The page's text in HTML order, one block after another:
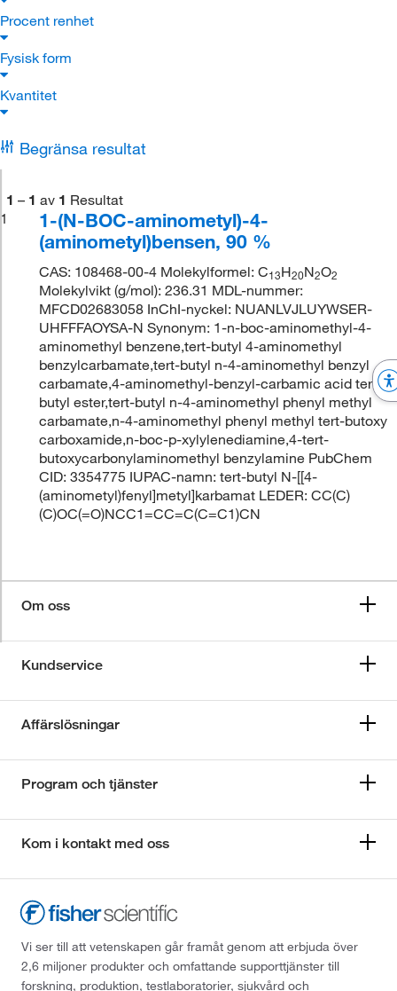
Procent renhet
Fysisk form
Kvantitet
Begränsa resultat
1 – 1 av 1 Resultat
1
1-(N-BOC-aminometyl)-4-
(aminometyl)bensen, 90 %
CAS: 108468-00-4 Molekylformel: C13H20N2O2
Molekylvikt (g/mol): 236.31 MDL-nummer:
MFCD02683058 InChI-nyckel: NUANLVJLUYWSER-
UHFFFAOYSA-N Synonym: 1-n-boc-aminomethyl-4-
aminomethyl benzene,tert-butyl 4-aminomethyl
benzylcarbamate,tert-butyl n-4-aminomethyl benzyl
carbamate,4-aminomethyl-benzyl-carbamic acid tert-
butyl ester,tert-butyl n-4-aminomethyl phenyl methyl
carbamate,n-4-aminomethyl phenyl methyl tert-butoxy
carboxamide,n-boc-p-xylylenediamine,4-tert-
butoxycarbonylaminomethyl benzylamine PubChem
CID: 3354775 IUPAC-namn: tert-butyl N-[[4-
(aminometyl)fenyl]metyl]karbamat LEDER: CC(C)
(C)OC(=O)NCC1=CC=C(C=C1)CN
Om oss
Kundservice
Affärslösningar
Program och tjänster
Kom i kontakt med oss
Vi ser till att vetenskapen går framåt genom att erbjuda över
2,6 miljoner produkter och omfattande supporttjänster till
forskning, produktion, testlaboratorier, sjukvård och